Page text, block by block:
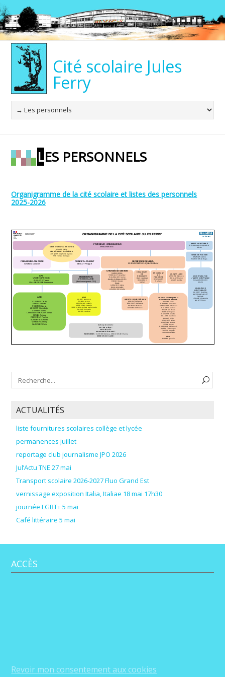
Cité scolaire Jules
Ferry
LES PERSONNELS
Organigramme de la cité scolaire et listes des personnels
2025-2026
ACTUALITÉS
liste fournitures scolaires collège et lycée
permanences juillet
reportage club journalisme JPO 2026
Jul’Actu TNE 27 mai
Transport scolaire 2026-2027 Fluo Grand Est
vernissage exposition Italia, Italiae 18 mai 17h30
journée LGBT+ 5 mai
Café littéraire 5 mai
ACCÈS
Revoir mon consentement aux cookies